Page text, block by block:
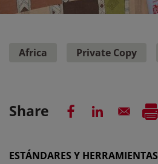
Africa Private Copy
Share
ESTÁNDARES Y HERRAMIENTAS